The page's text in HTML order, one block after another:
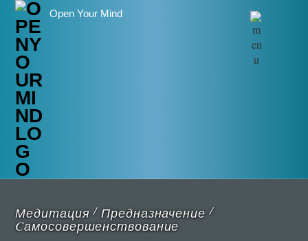
Open Your Mind
Медитация/Предназначение/
Cамосовершенствование